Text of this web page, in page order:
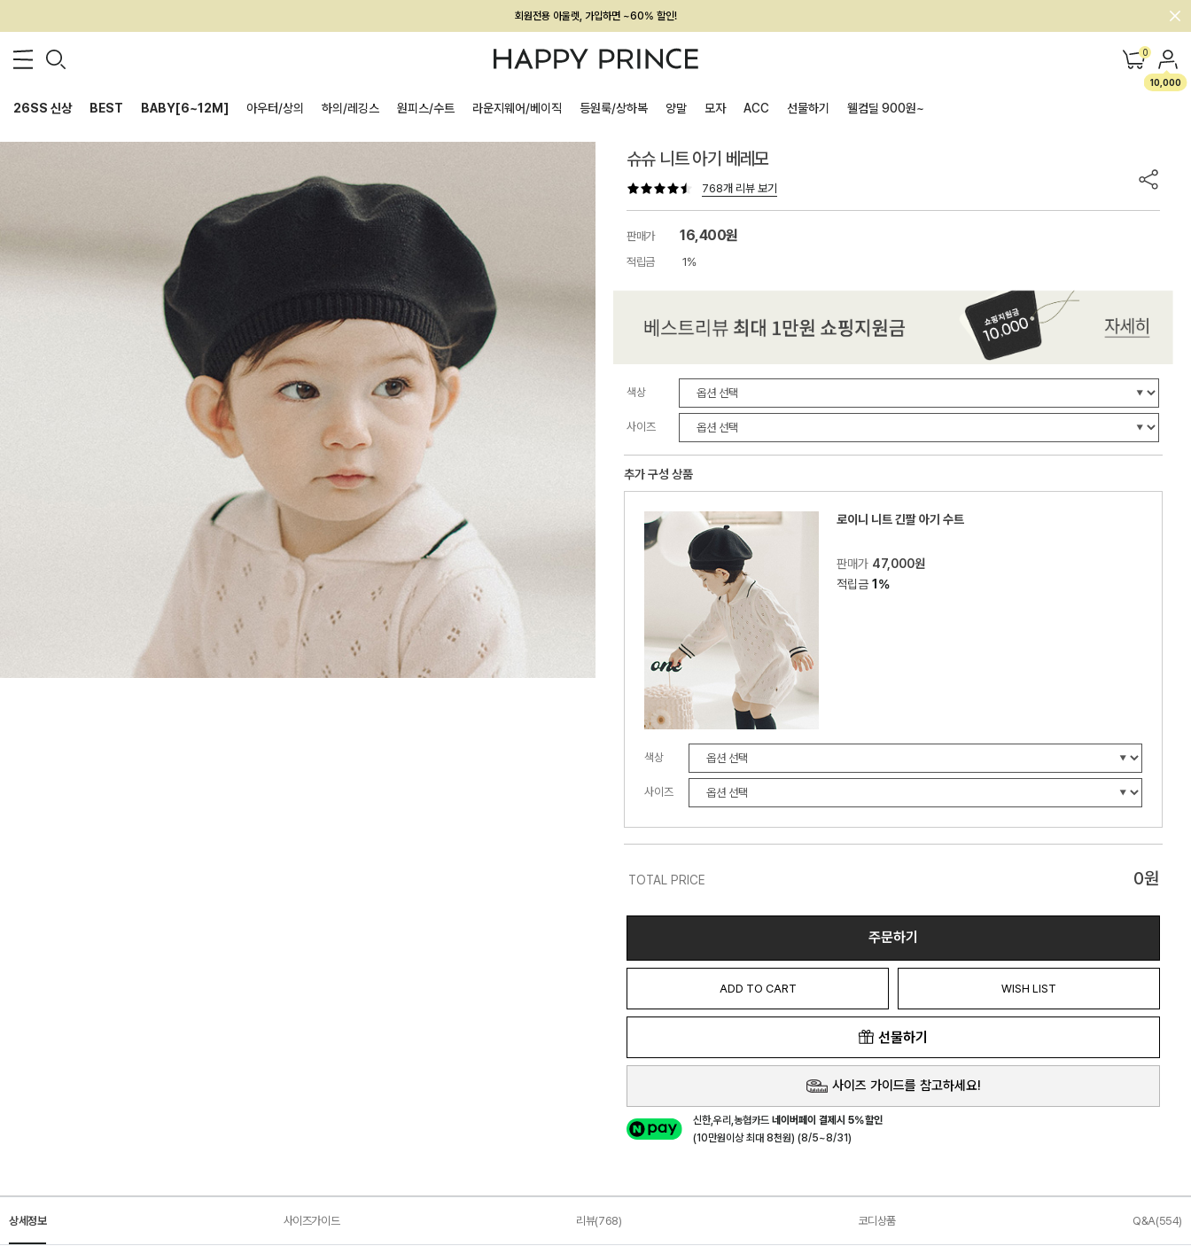
회원전용 아울렛, 가입하면 ~60% 할인!
멤버십 최대 28,000원 혜택 0
10,000
26SS 신상 BEST BABY[6~12M] 아우터/상의 하의/레깅스 원피스/수트 라운지웨어/베이직 등원룩/상하복 양말 모자 ACC 선물하기 웰컴딜 900원~
슈슈 니트 아기 베레모
768개 리뷰 보기
판매가 16,400원
적립금 1%
색상
사이즈
추가 구성 상품
로이니 니트 긴팔 아기 수트
판매가 47,000원
적립금 1%
색상
사이즈
TOTAL PRICE 0원
주문하기
ADD TO CART WISH LIST
선물하기
사이즈 가이드를 참고하세요!
신한,우리,농협카드네이버페이 결제시 5%할인
(10만원이상 최대 8천원) (8/5~8/31)
상세정보 사이즈가이드 리뷰(768) 코디상품 Q&A(554)